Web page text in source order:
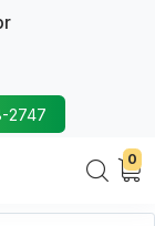
2747
0